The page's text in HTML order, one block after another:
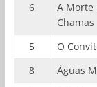
6
A Morte
Chamas
5 O
8
Águas